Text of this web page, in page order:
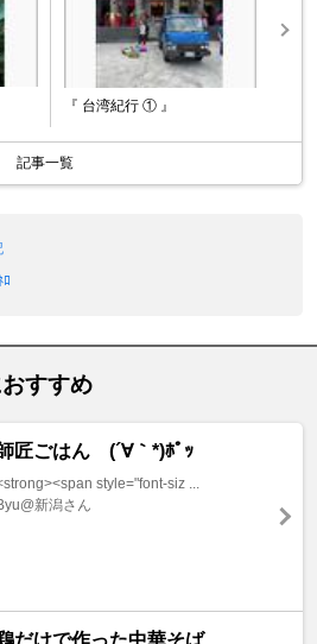
『 台湾紀行 ① 』
記事一覧
ﾛ
すすめ
匠ごはん (´∀｀*)ﾎﾟｯ
style="font-siz ...
新潟さん
だけで作った中華そば